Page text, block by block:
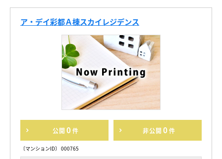
ア・デイ彩都Ａ棟スカイレジデンス
公開 0件 非公開 0件
〔マンションID〕 000765